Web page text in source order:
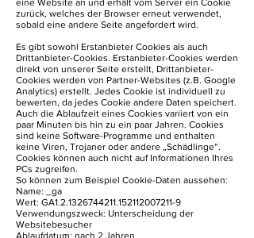
eine Website an und erhält vom Server ein Cookie
zurück, welches der Browser erneut verwendet,
sobald eine andere Seite angefordert wird.
Es gibt sowohl Erstanbieter Cookies als auch
Drittanbieter-Cookies. Erstanbieter-Cookies werden
direkt von unserer Seite erstellt, Drittanbieter-
Cookies werden von Partner-Websites (z.B. Google
Analytics) erstellt. Jedes Cookie ist individuell zu
bewerten, da jedes Cookie andere Daten speichert.
Auch die Ablaufzeit eines Cookies variiert von ein
paar Minuten bis hin zu ein paar Jahren. Cookies
sind keine Software-Programme und enthalten
keine Viren, Trojaner oder andere „Schädlinge“.
Cookies können auch nicht auf Informationen Ihres
PCs zugreifen.
So können zum Beispiel Cookie-Daten aussehen:
Name: _ga
Wert: GA1.2.1326744211.152112007211-9
Verwendungszweck: Unterscheidung der
Websitebesucher